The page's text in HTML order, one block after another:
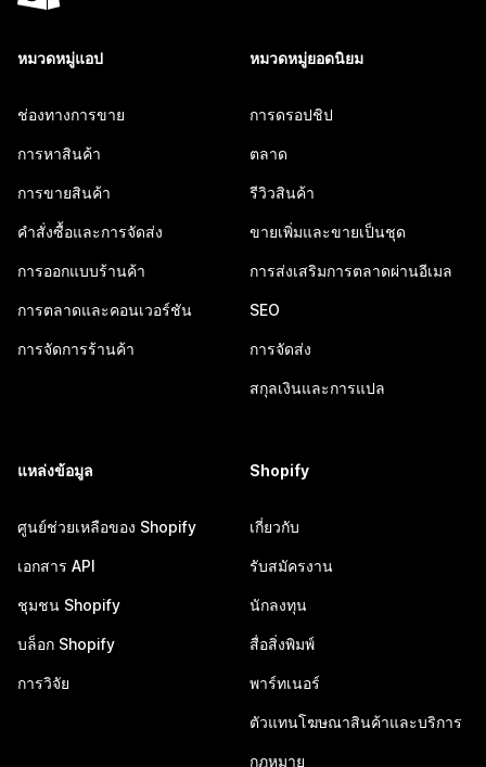
หมวดหมู่แอป
ช่องทางการขาย
การหาสินค้า
การขายสินค้า
คำสั่งซื้อและการจัดส่ง
การออกแบบร้านค้า
การตลาดและคอนเวอร์ชัน
การจัดการร้านค้า
หมวดหมู่ยอดนิยม
การดรอปชิป
ตลาด
รีวิวสินค้า
ขายเพิ่มและขายเป็นชุด
การส่งเสริมการตลาดผ่านอีเมล
SEO
การจัดส่ง
สกุลเงินและการแปล
แหล่งข้อมูล
ศูนย์ช่วยเหลือของ Shopify
เอกสาร API
ชุมชน Shopify
บล็อก Shopify
การวิจัย
Shopify
เกี่ยวกับ
รับสมัครงาน
นักลงทุน
สื่อสิ่งพิมพ์
พาร์ทเนอร์
ตัวแทนโฆษณาสินค้าและบริการ
กฎหมาย